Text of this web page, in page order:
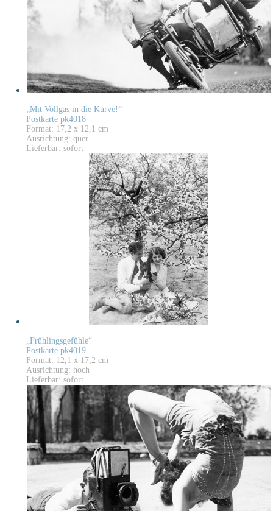
„Mit Vollgas in die Kurve!“
Postkarte pk4018
Format: 17,2 x 12,1 cm
Ausrichtung: quer
Lieferbar: sofort
„Frühlingsgefühle“
Postkarte pk4019
Format: 12,1 x 17,2 cm
Ausrichtung: hoch
Lieferbar: sofort